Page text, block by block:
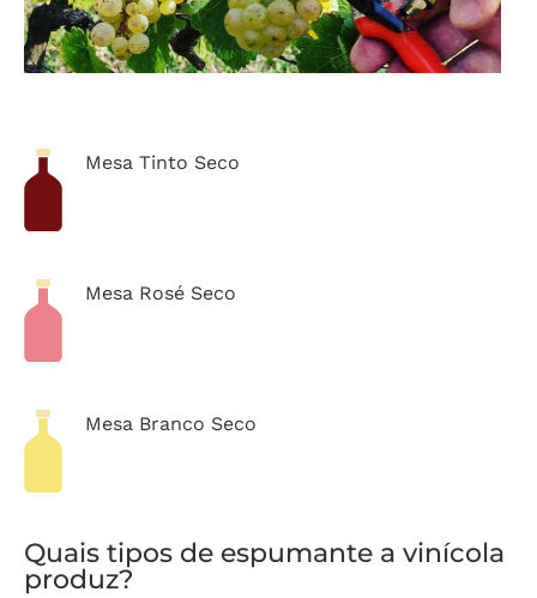
Mesa Tinto Seco
Mesa Rosé Seco
Mesa Branco Seco
Quais tipos de espumante a vinícola
produz?